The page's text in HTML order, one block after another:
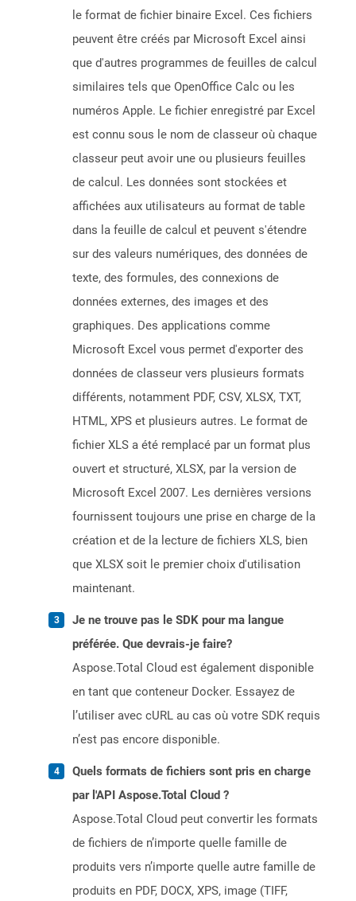
le format de fichier binaire Excel. Ces fichiers
peuvent être créés par Microsoft Excel ainsi
que d'autres programmes de feuilles de calcul
similaires tels que OpenOffice Calc ou les
numéros Apple. Le fichier enregistré par Excel
est connu sous le nom de classeur où chaque
classeur peut avoir une ou plusieurs feuilles
de calcul. Les données sont stockées et
affichées aux utilisateurs au format de table
dans la feuille de calcul et peuvent s'étendre
sur des valeurs numériques, des données de
texte, des formules, des connexions de
données externes, des images et des
graphiques. Des applications comme
Microsoft Excel vous permet d'exporter des
données de classeur vers plusieurs formats
différents, notamment PDF, CSV, XLSX, TXT,
HTML, XPS et plusieurs autres. Le format de
fichier XLS a été remplacé par un format plus
ouvert et structuré, XLSX, par la version de
Microsoft Excel 2007. Les dernières versions
fournissent toujours une prise en charge de la
création et de la lecture de fichiers XLS, bien
que XLSX soit le premier choix d'utilisation
maintenant.
Je ne trouve pas le SDK pour ma langue
préférée. Que devrais-je faire?
Aspose.Total Cloud est également disponible
en tant que conteneur Docker. Essayez de
l’utiliser avec cURL au cas où votre SDK requis
n’est pas encore disponible.
Quels formats de fichiers sont pris en charge
par l'API Aspose.Total Cloud ?
Aspose.Total Cloud peut convertir les formats
de fichiers de n’importe quelle famille de
produits vers n’importe quelle autre famille de
produits en PDF, DOCX, XPS, image (TIFF,